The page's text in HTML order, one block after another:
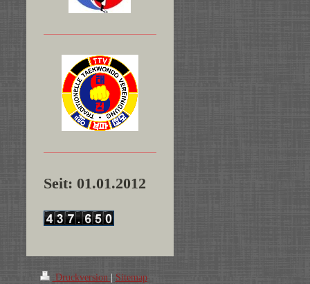
Seit: 01.01.2012
Druckversion | Sitemap